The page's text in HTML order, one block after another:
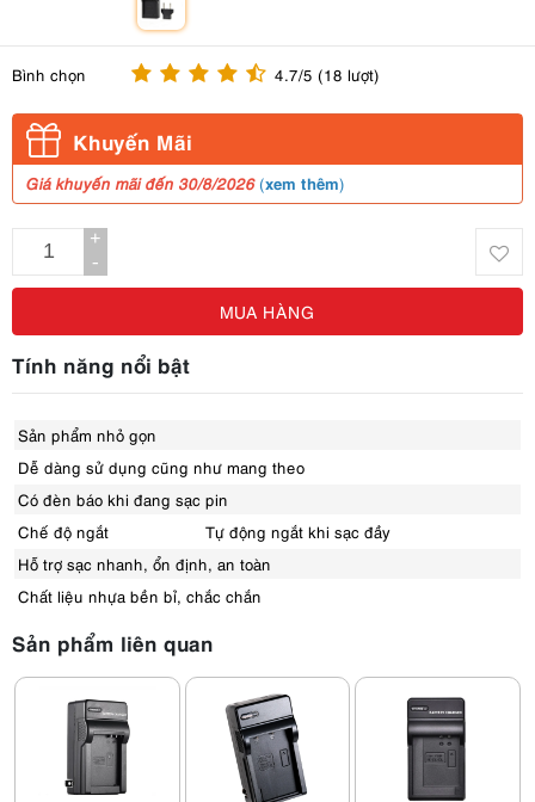
Bình chọn 4.7/5 (18 lượt)
Khuyến Mãi
Giá khuyến mãi đến 30/8/2026 (xem thêm)
+
-
MUA HÀNG
Tính năng nổi bật
Sản phẩm nhỏ gọn
Dễ dàng sử dụng cũng như mang theo
Có đèn báo khi đang sạc pin
Chế độ ngắt
Tự động ngắt khi sạc đầy
Hỗ trợ sạc nhanh, ổn định, an toàn
Chất liệu nhựa bền bỉ, chắc chắn
Sản phẩm liên quan